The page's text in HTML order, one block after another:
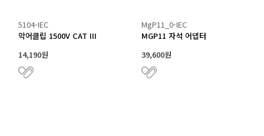
5104-IEC
악어클립 1500V CAT III
14,190원
MgP11_0-IEC
MGP11 자석 어댑터
39,600원